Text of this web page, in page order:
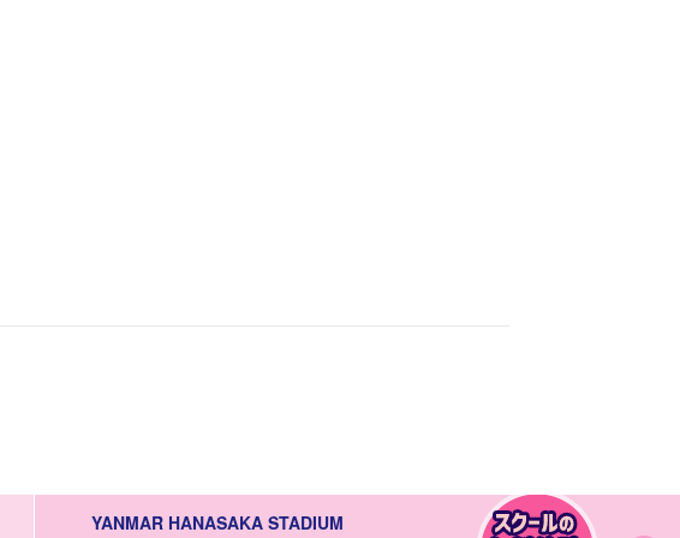
YANMAR HANASAKA STADIUM